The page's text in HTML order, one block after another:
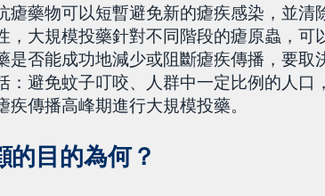
瘧藥物可以短暫避免新的瘧疾感染，並清
，大規模投藥針對不同階段的瘧原蟲，
是否能成功地減少或阻斷瘧疾傳播，要取
：避免蚊子叮咬、人群中一定比例的人口
疾傳播高峰期進行大規模投藥。
的目的為何？